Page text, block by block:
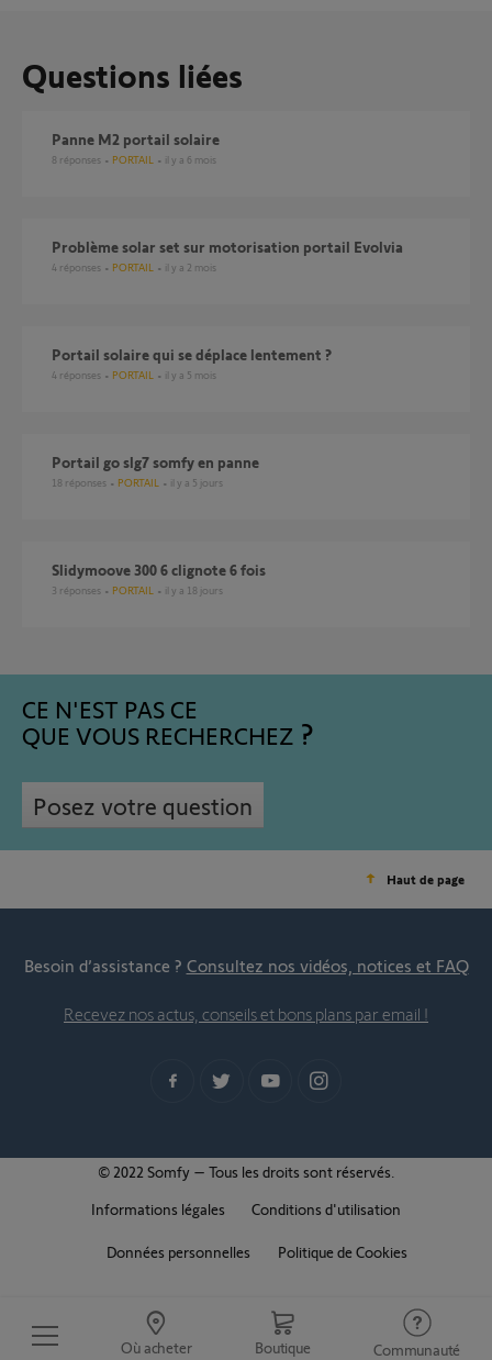
Où acheter Boutique Communauté
Questions liées
Panne M2 portail solaire
8 réponses PORTAIL il y a 6 mois
Problème solar set sur motorisation portail Evolvia
4 réponses PORTAIL il y a 2 mois
Portail solaire qui se déplace lentement ?
4 réponses PORTAIL il y a 5 mois
Portail go slg7 somfy en panne
18 réponses PORTAIL il y a 5 jours
slidymoove 300 6 clignote 6 fois
3 réponses PORTAIL il y a 18 jours
CE N'EST PAS CE
QUE VOUS RECHERCHEZ
Posez votre question
Haut de page
Besoin d’assistance ? Consultez nos vidéos, notices et FAQ
Recevez nos actus, conseils et bons plans par email !
© 2022 Somfy – Tous les droits sont réservés.
Informations légales
Conditions d'utilisation
Données personnelles Politique de Cookies